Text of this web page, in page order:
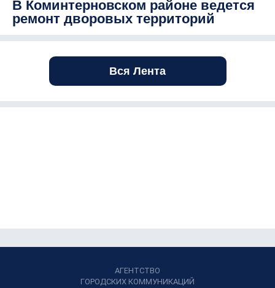
В Коминтерновском районе ведется
ремонт дворовых территорий
Вся Лента
АГЕНТСТВО
ГОРОДСКИХ КОММУНИКАЦИЙ